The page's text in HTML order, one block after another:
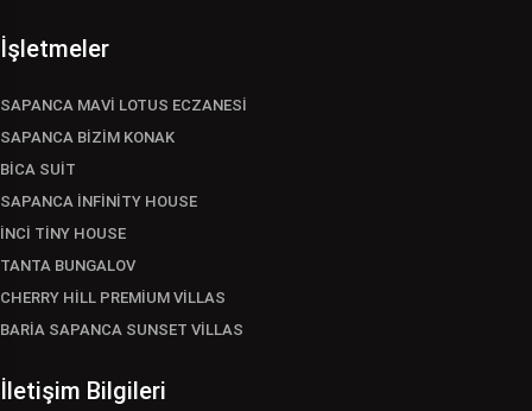
İşletmeler
SAPANCA MAVİ LOTUS ECZANESİ
SAPANCA BİZİM KONAK
BİCA SUİT
SAPANCA İNFİNİTY HOUSE
İNCİ TİNY HOUSE
TANTA BUNGALOV
CHERRY HİLL PREMİUM VİLLAS
BARİA SAPANCA SUNSET VİLLAS
İletişim Bilgileri